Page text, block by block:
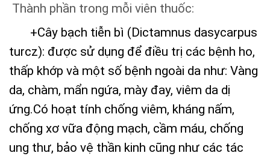
Thành phần trong mỗi viên thuốc:
+Cây bạch tiễn bì (Dictamnus dasycarpus
turcz): được sử dụng để điều trị các bệnh ho,
thấp khớp và một số bệnh ngoài da như: Vàng
da, chàm, mẩn ngứa, mày đay, viêm da dị
ứng.Có hoạt tính chống viêm, kháng nấm,
chống xơ vữa động mạch, cầm máu, chống
ung thư, bảo vệ thần kinh cũng như các tác